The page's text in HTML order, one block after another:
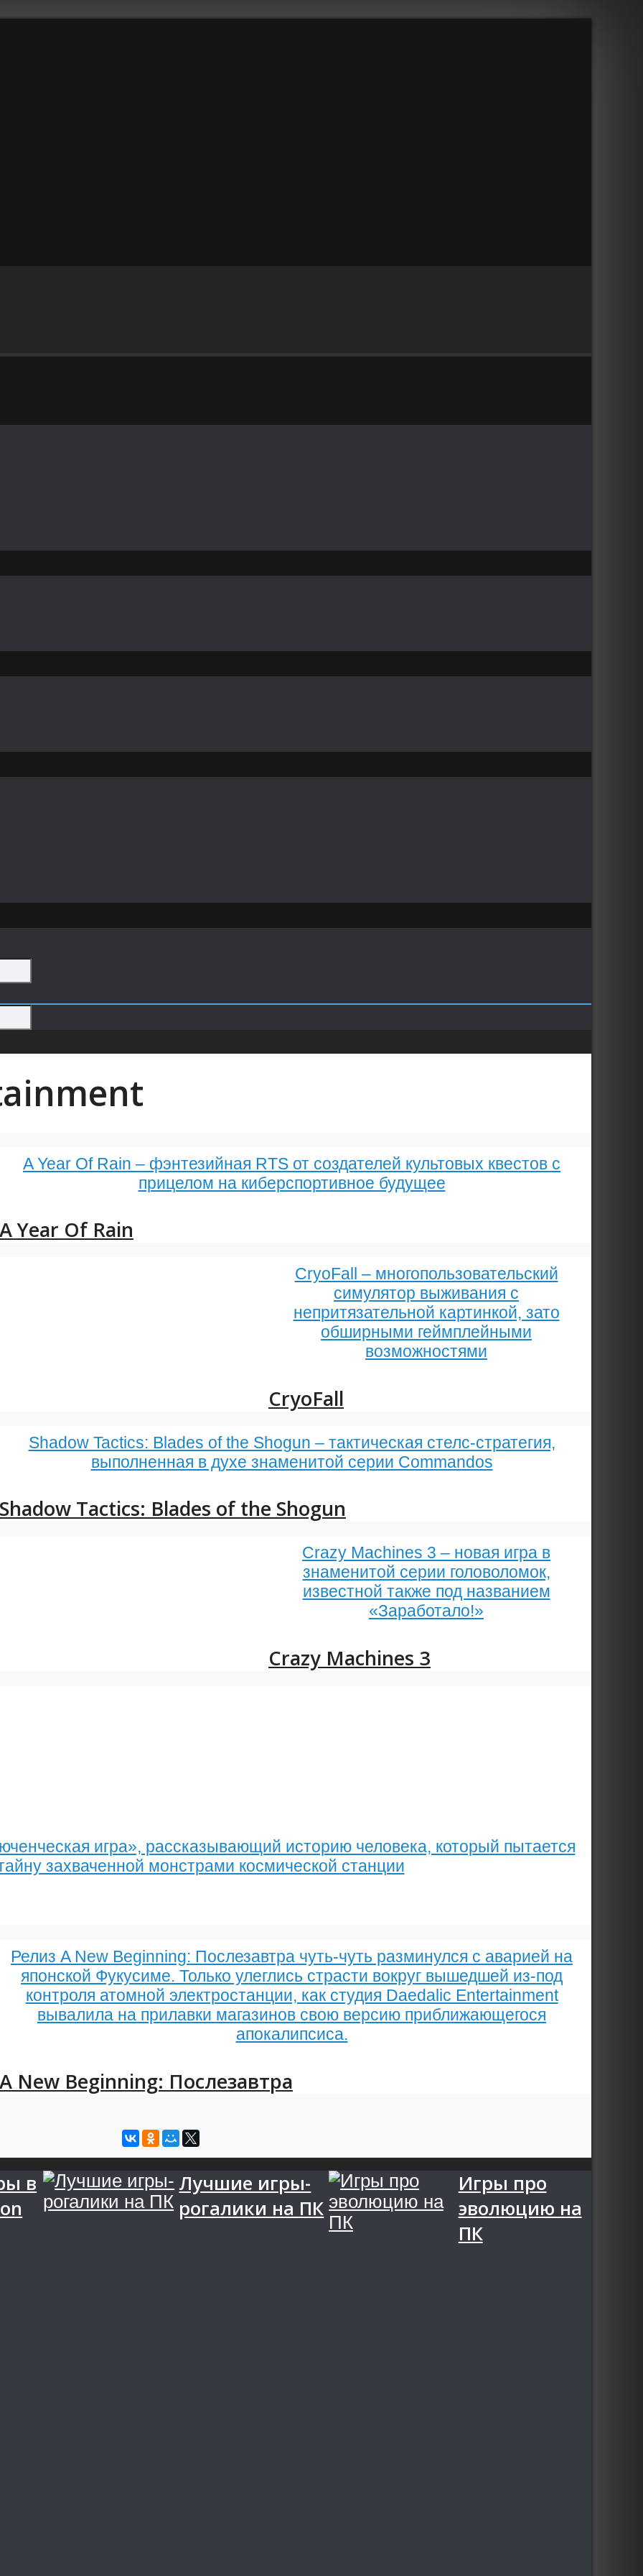
A Year Of Rain – фэнтезийная RTS от создателей культовых квестов с
прицелом на киберспортивное будущее
A Year Of Rain
CryoFall – многопользовательский
симулятор выживания с
непритязательной картинкой, зато
обширными геймплейными
возможностями
CryoFall
Shadow Tactics: Blades of the Shogun – тактическая стелс-стратегия,
выполненная в духе знаменитой серии Commandos
Shadow Tactics: Blades of the Shogun
Crazy Machines 3 – новая игра в
знаменитой серии головоломок,
известной также под названием
«Заработало!»
Crazy Machines 3
игра», рассказывающий историю человека, который пытается
захваченной монстрами космической станции
Релиз A New Beginning: Послезавтра чуть-чуть разминулся с аварией на
японской Фукусиме. Только улеглись страсти вокруг вышедшей из-под
контроля атомной электростанции, как студия Daedalic Entertainment
вывалила на прилавки магазинов свою версию приближающегося
апокалипсиса.
A New Beginning: Послезавтра
в
Лучшие игры-
рогалики на ПК
Игры про
эволюцию на
ПК